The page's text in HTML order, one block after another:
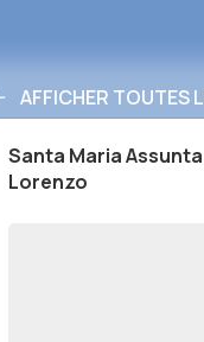
AFFICHER TOUTES
Santa Maria Assunta
Lorenzo